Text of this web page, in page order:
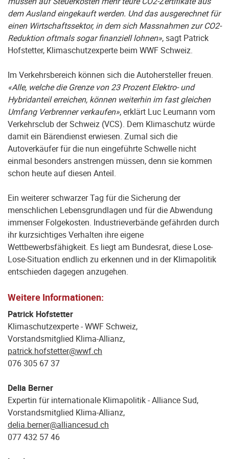
dem Ausland eingekauft werden. Und das ausgerechnet für
einen Wirtschaftssektor, in dem sich Massnahmen zur CO2-
Reduktion oftmals sogar finanziell lohnen», sagt Patrick
Hofstetter, Klimaschutzexperte beim WWF Schweiz.
Im Verkehrsbereich können sich die Autohersteller freuen.
«Alle, welche die Grenze von 23 Prozent Elektro- und
Hybridanteil erreichen, können weiterhin im fast gleichen
Umfang Verbrenner verkaufen», erklärt Luc Leumann vom
Verkehrsclub der Schweiz (VCS). Dem Klimaschutz würde
damit ein Bärendienst erwiesen. Zumal sich die
Autoverkäufer für die nun eingeführte Schwelle nicht
einmal besonders anstrengen müssen, denn sie kommen
schon heute auf diesen Anteil.
Ein weiterer schwarzer Tag für die Sicherung der
menschlichen Lebensgrundlagen und für die Abwendung
immenser Folgekosten. Industrieverbände gefährden durch
ihr kurzsichtiges Verhalten ihre eigene
Wettbewerbsfähigkeit. Es liegt am Bundesrat, diese Lose-
Lose-Situation endlich zu erkennen und in der Klimapolitik
entschieden dagegen anzugehen.
Weitere Informationen:
Patrick Hofstetter
Klimaschutzexperte - WWF Schweiz,
Vorstandsmitglied Klima-Allianz,
patrick.hofstetter@wwf.ch
076 305 67 37
Delia Berner
Expertin für internationale Klimapolitik - Alliance Sud,
Vorstandsmitglied Klima-Allianz,
delia.berner@alliancesud.ch
077 432 57 46